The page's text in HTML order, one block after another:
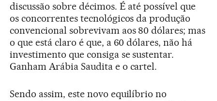
discussão sobre décimos. É até possível que
os concorrentes tecnológicos da produção
convencional sobrevivam aos 80 dólares; mas
o que está claro é que, a 60 dólares, não há
investimento que consiga se sustentar.
Ganham Arábia Saudita e o cartel.
Sendo assim, este novo equilíbrio no